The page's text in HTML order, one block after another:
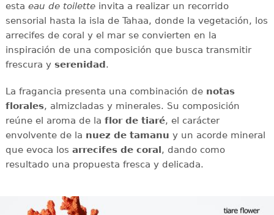
esta eau de toiletteinvita a realizar un recorrido
sensorial hasta la isla de Tahaa, donde la vegetación, los
arrecifes de coral y el mar se convierten en la
inspiración de una composición que busca transmitir
frescura y serenidad.
La fragancia presenta una combinación de notas
florales, almizcladas y minerales. Su composición
reúne el aroma de la flor de tiaré, el carácter
envolvente de la nuez de tamanu y un acorde mineral
que evoca los arrecifes de coral, dando como
resultado una propuesta fresca y delicada.